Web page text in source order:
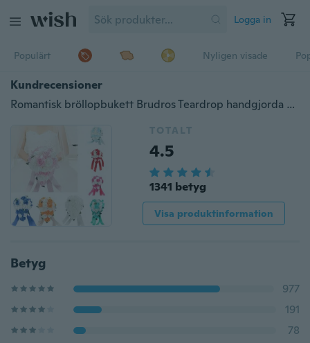
Logga in
Populärt Nyligen visade
Kundrecensioner
Romantisk bröllopbukett Brudros Teardrop handgjorda silkesblommor mottagningscentrumstycken Brosch Crystal Decor
TOTALT
4.5
1341 betyg
Visa produktinformation
Betyg
977
191
78